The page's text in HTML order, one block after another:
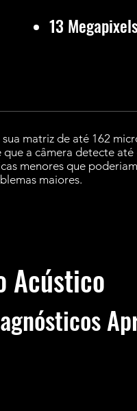
13
matriz de até 162
a câmera detecte até
menores que
maiores.
Acústico